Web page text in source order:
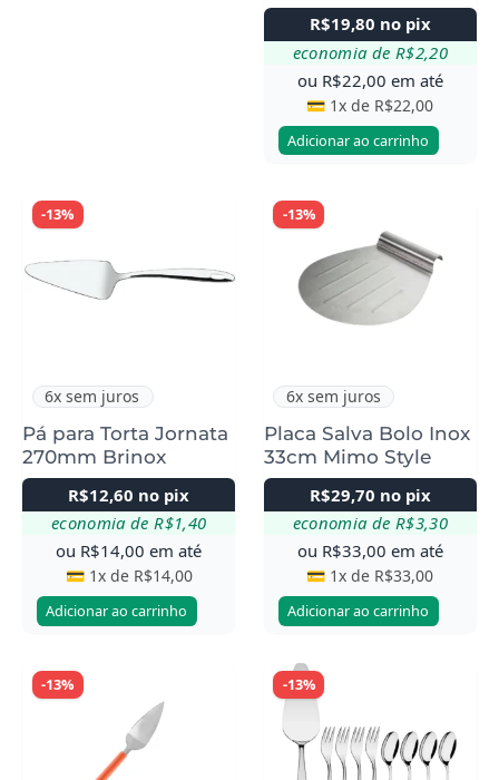
R$19,80 no pix
economia de R$2,20
ou R$22,00 em até
💳 1x de R$22,00
Adicionar ao carrinho
-13%
6x sem juros
Pá para Torta Jornata
270mm Brinox
R$12,60 no pix
economia de R$1,40
ou R$14,00 em até
💳 1x de R$14,00
Adicionar ao carrinho
-13%
6x sem juros
Placa Salva Bolo Inox
33cm Mimo Style
R$29,70 no pix
economia de R$3,30
ou R$33,00 em até
💳 1x de R$33,00
Adicionar ao carrinho
-13% -13%